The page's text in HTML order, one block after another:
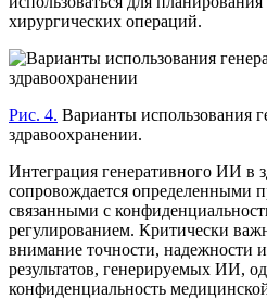
хирургических операций.
Рис. 4. Варианты использования
здравоохранении.
Интеграция генеративного ИИ в
сопровождается определенными
связанными с
регулированием. Критически
внимание точности, надежности
результатов, генерируемых ИИ,
конфиденциальность